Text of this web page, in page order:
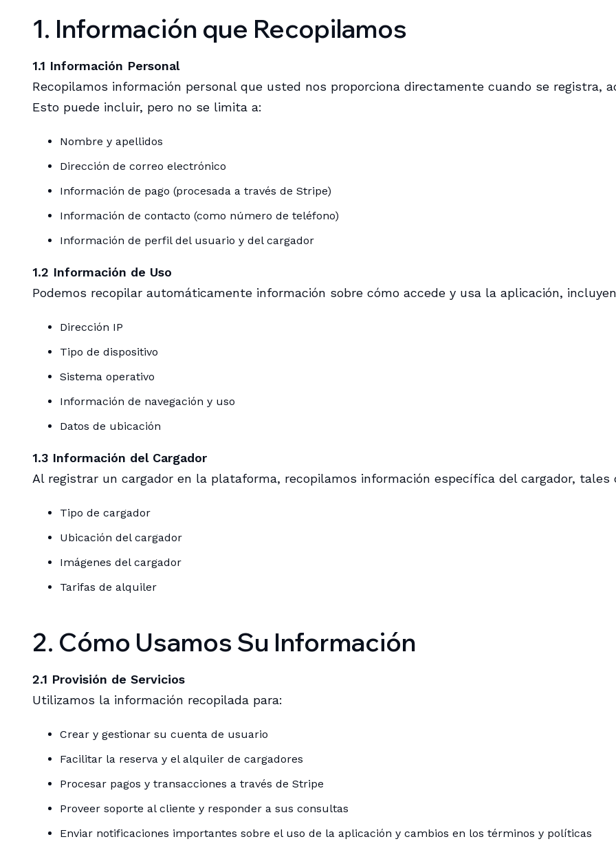
1. Información que Recopilamos
1.1 Información Personal
Recopilamos información personal que usted nos proporciona directamente cuando se registra,
Esto puede incluir, pero no se limita a:
Nombre y apellidos
Dirección de correo electrónico
Información de pago (procesada a través de Stripe)
Información de contacto (como número de teléfono)
Información de perfil del usuario y del cargador
1.2 Información de Uso
Podemos recopilar automáticamente información sobre cómo accede y usa la aplicación,
Dirección IP
Tipo de dispositivo
Sistema operativo
Información de navegación y uso
Datos de ubicación
1.3 Información del Cargador
Al registrar un cargador en la plataforma, recopilamos información específica del cargador, tales
Tipo de cargador
Ubicación del cargador
Imágenes del cargador
Tarifas de alquiler
2. Cómo Usamos Su Información
2.1 Provisión de Servicios
Utilizamos la información recopilada para:
Crear y gestionar su cuenta de usuario
Facilitar la reserva y el alquiler de cargadores
Procesar pagos y transacciones a través de Stripe
Proveer soporte al cliente y responder a sus consultas
Enviar notificaciones importantes sobre el uso de la aplicación y cambios en los términos y políticas